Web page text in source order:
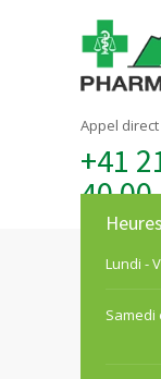
Appel direct
+41
40 00
Lundi -